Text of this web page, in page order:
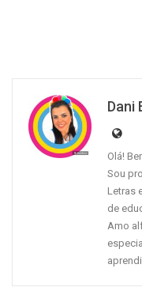
Dani
Olá!
Sou
Letras
de
Amo